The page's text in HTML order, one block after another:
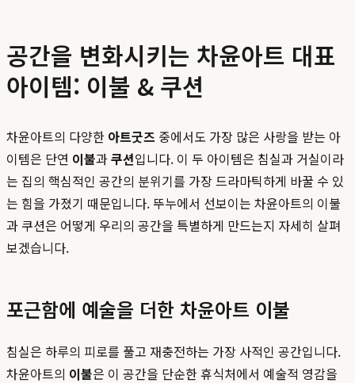
공간을 변화시키는 차윤아트 대표
아이템: 이불 & 쿠션
차윤아트의 다양한 아트굿즈 중에서도 가장 많은 사랑을 받는 아
이템은 단연 이불과쿠션입니다. 이 두 아이템은 침실과 거실이라
는 집의 핵심적인 공간의 분위기를 가장 드라마틱하게 바꿀 수 있
는 힘을 가졌기 때문입니다. 뚜누에서 선보이는 차윤아트의 이불
과 쿠션은 어떻게 우리의 공간을 특별하게 만드는지 자세히 살펴
보겠습니다.
포근함에 예술을 더한 차윤아트 이불
침실은 하루의 피로를 풀고 재충전하는 가장 사적인 공간입니다.
차윤아트의 이불은 이 공간을 단순한 휴식처에서 예술적 영감을